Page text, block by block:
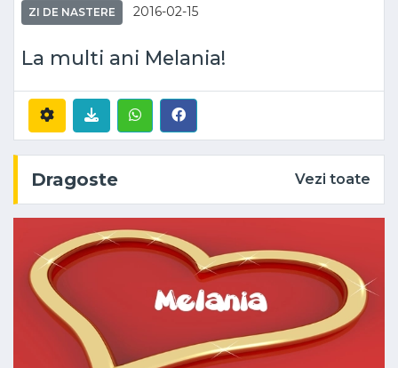
ZI DE NASTERE 2016-02-15
La multi ani Melania!
Dragoste Vezi toate